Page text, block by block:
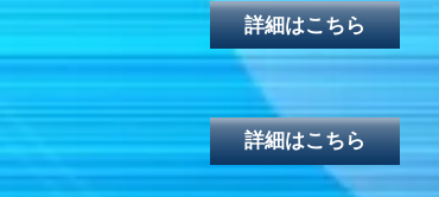
詳細はこちら
詳細はこちら